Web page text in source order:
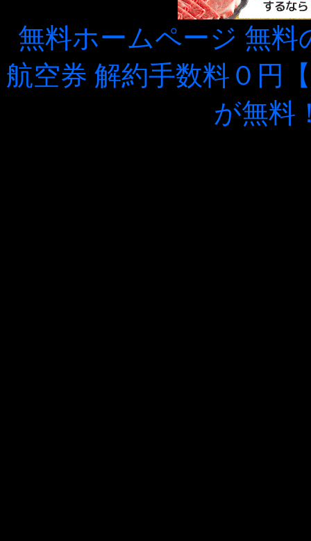
無料ホームページ 無料
航空券 解約手数料０円
が無料